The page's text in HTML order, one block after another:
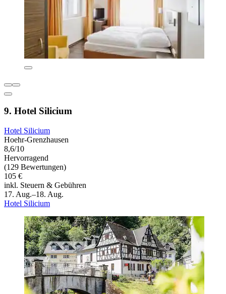
9. Hotel Silicium
Hotel Silicium
Hoehr-Grenzhausen
8,6/10
Hervorragend
(129 Bewertungen)
105 €
inkl. Steuern & Gebühren
17. Aug.–18. Aug.
Hotel Silicium